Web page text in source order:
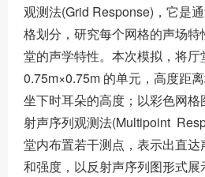
观测法(Grid Response)，它是
格划分，研究每个网格的声场
堂的声学特性。本次模拟，将
0.75m×0.75m 的单元，高度距
坐下时耳朵的高度；以彩色网
射声序列观测法(Multipoint
堂内布置若干测点，表示出直
和强度，以反射声序列图形式展